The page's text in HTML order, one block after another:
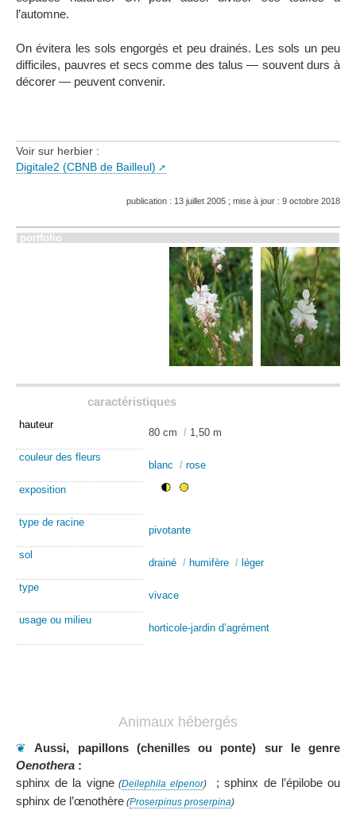
l’automne.
On évitera les sols engorgés et peu drainés. Les sols un peu
difficiles, pauvres et secs comme des talus — souvent durs à
décorer — peuvent convenir.
Voir sur herbier :
Digitale2 (CBNB de Bailleul)
publication : 13 juillet 2005 ; mise à jour : 9 octobre 2018
portfolio
caractéristiques
hauteur
80 cm / 1,50 m
couleur des fleurs
blanc / rose
exposition
type de racine
pivotante
sol
drainé / humifère / léger
type
vivace
usage ou milieu
horticole-jardin d’agrément
Animaux hébergés
❦Aussi, papillons (chenilles ou ponte) sur le genre
Oenothera :
sphinx de la vigne(Deilephila elpenor); sphinx de l’épilobe ou
sphinx de l’œnothère (Proserpinus proserpina)